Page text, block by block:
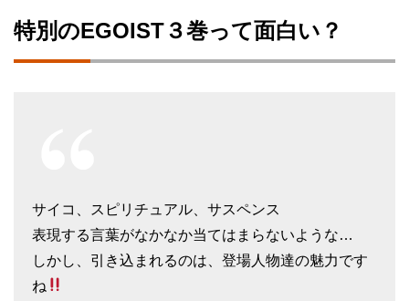
特別のEGOIST３巻って面白い？
サイコ、スピリチュアル、サスペンス
表現する言葉がなかなか当てはまらないような…
しかし、引き込まれるのは、登場人物達の魅力です
ね